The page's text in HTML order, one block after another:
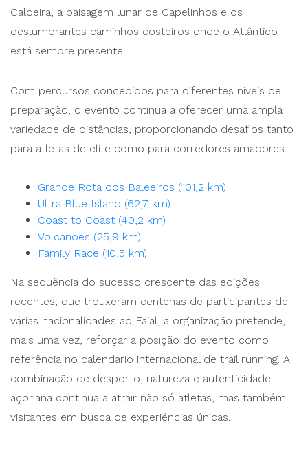
Caldeira, a paisagem lunar de Capelinhos e os
deslumbrantes caminhos costeiros onde o Atlântico
está sempre presente.
Com percursos concebidos para diferentes níveis de
preparação, o evento continua a oferecer uma ampla
variedade de distâncias, proporcionando desafios tanto
para atletas de elite como para corredores amadores:
Grande Rota dos Baleeiros (101,2 km)
Ultra Blue Island (62,7 km)
Coast to Coast (40,2 km)
Volcanoes (25,9 km)
Family Race (10,5 km)
Na sequência do sucesso crescente das edições
recentes, que trouxeram centenas de participantes de
várias nacionalidades ao Faial, a organização pretende,
mais uma vez, reforçar a posição do evento como
referência no calendário internacional de trail running. A
combinação de desporto, natureza e autenticidade
açoriana continua a atrair não só atletas, mas também
visitantes em busca de experiências únicas.